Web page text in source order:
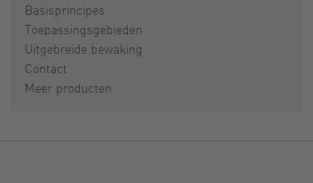
Basisprincipes
Toepassingsgebieden
Uitgebreide bewaking
Contact
Meer producten